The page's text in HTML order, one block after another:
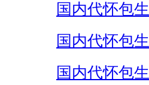
国内代怀包
国内代怀包
国内代怀包